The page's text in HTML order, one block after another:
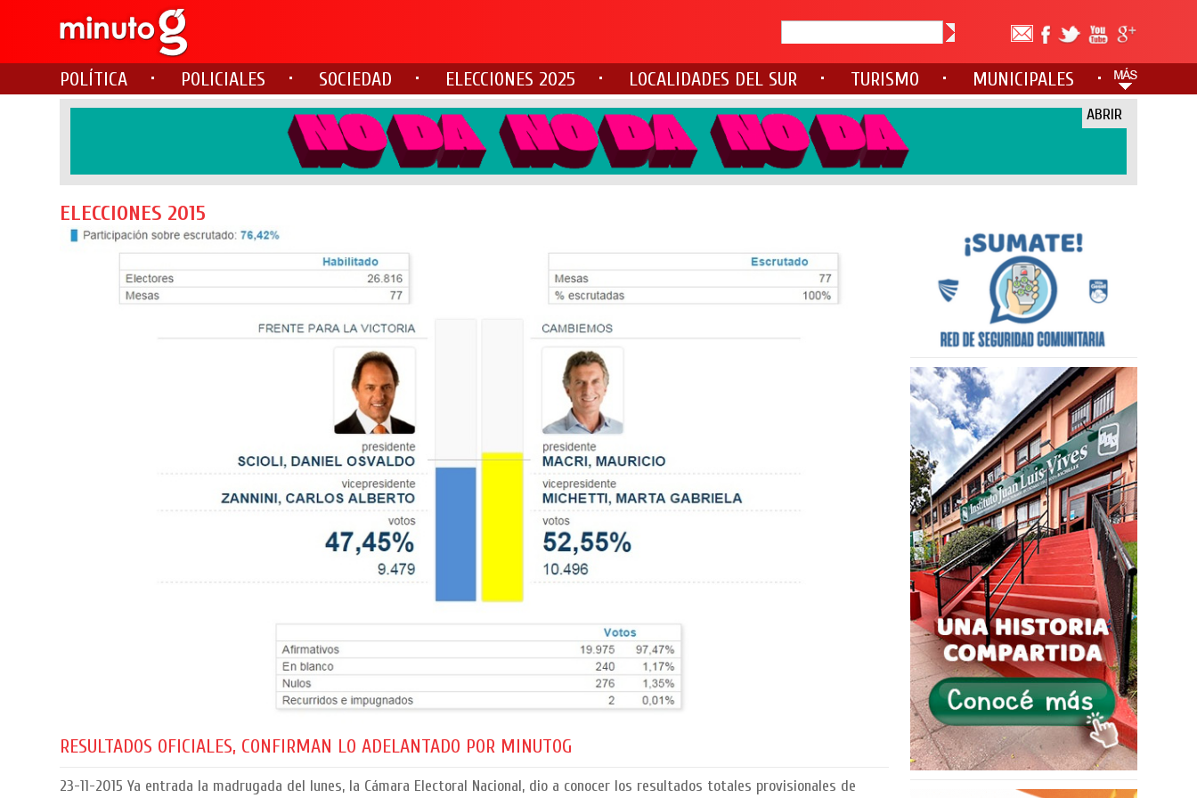
POLÍTICA POLICIALES SOCIEDAD ELECCIONES 2025 LOCALIDADES DEL SUR TURISMO MUNICIPALES
ABRIR
ELECCIONES 2015
RESULTADOS OFICIALES, CONFIRMAN LO ADELANTADO POR MINUTOG
23-11-2015 Ya entrada la madrugada del lunes, la Cámara Electoral Nacional, dio a conocer los resultados totales provisionales de